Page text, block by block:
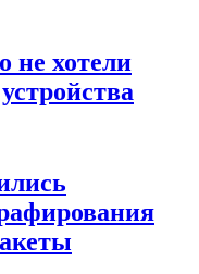
не хотели